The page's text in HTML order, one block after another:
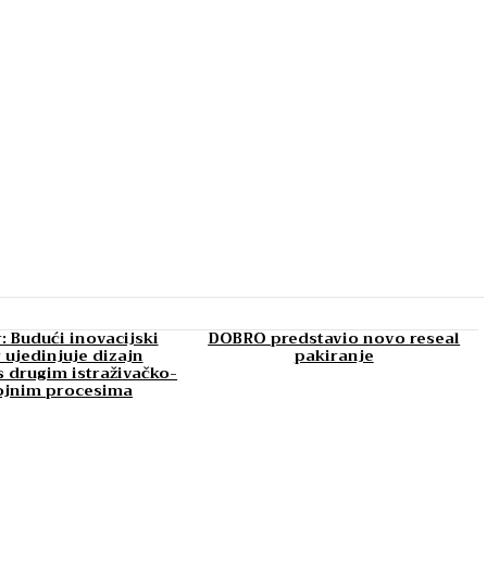
Budući inovacijski
ujedinjuje dizajn
drugim istraživačko-
procesima
DOBRO predstavio novo reseal
pakiranje